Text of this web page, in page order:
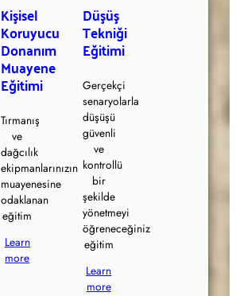
Kişisel
Koruyucu
Donanım
Muayene
Eğitimi
Tırmanış
ve
dağcılık
ekipmanlarınızın
muayenesine
odaklanan
eğitim
Learn
more
Düşüş
Tekniği
Eğitimi
Gerçekçi
senaryolarla
düşüşü
güvenli
ve
kontrollü
bir
şekilde
yönetmeyi
öğreneceğiniz
eğitim
Learn
more